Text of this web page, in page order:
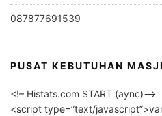
087877691539
PUSAT KEBUTUHAN
<!– Histats.com START (aync)–>
<script type=”text/